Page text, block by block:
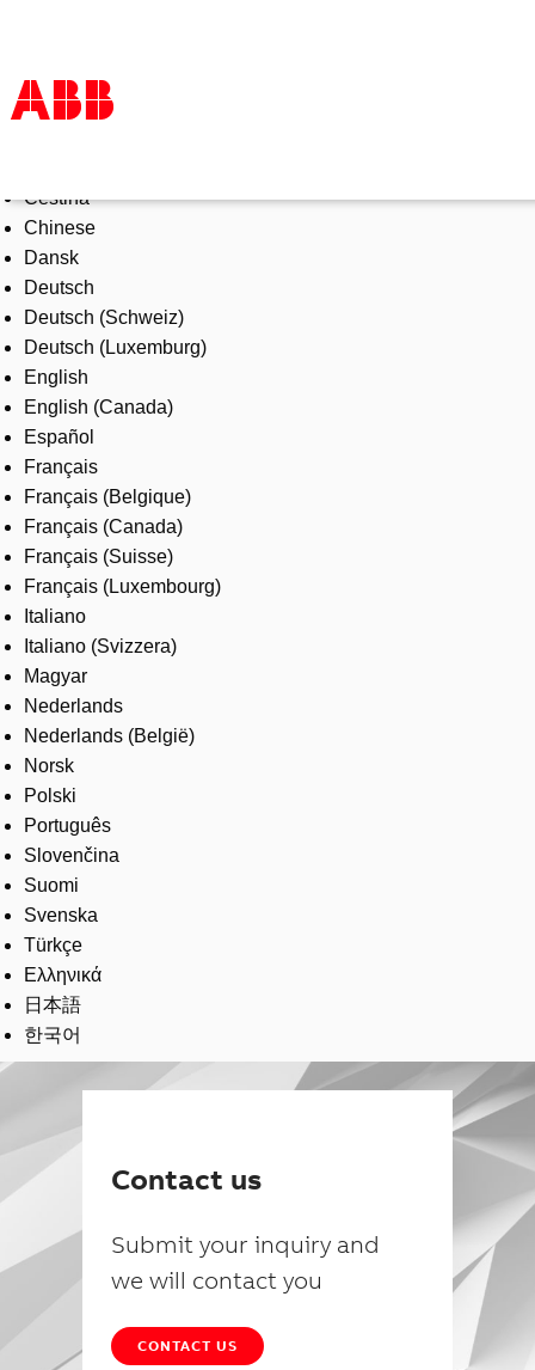
Products & Solutions
Industries
Services
About us
Where to buy
Contact us
Careers
Čeština
Chinese
Dansk
Deutsch
Deutsch (Schweiz)
Deutsch (Luxemburg)
English
English (Canada)
Español
Français
Français (Belgique)
Français (Canada)
Français (Suisse)
Français (Luxembourg)
Italiano
Italiano (Svizzera)
Magyar
Nederlands
Nederlands (België)
Norsk
Polski
Português
Slovenčina
Suomi
Svenska
Türkçe
Ελληνικά
日本語
한국어
Contact us
Submit your inquiry and
we will contact you
CONTACT US